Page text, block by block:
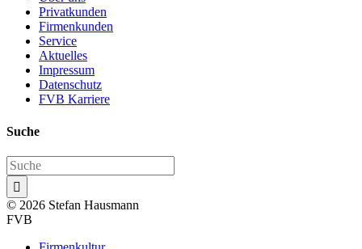
Privatkunden
Firmenkunden
Service
Aktuelles
Impressum
Datenschutz
FVB Karriere
Suche

© 2026 Stefan Hausmann
FVB